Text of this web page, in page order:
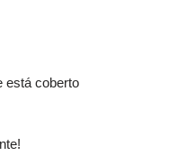
está coberto